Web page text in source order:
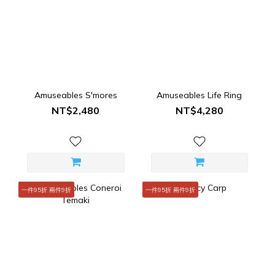
Amuseables S'mores
NT$2,480
Amuseables Life Ring
NT$4,280
一件95折 兩件9折 一件95折 兩件9折